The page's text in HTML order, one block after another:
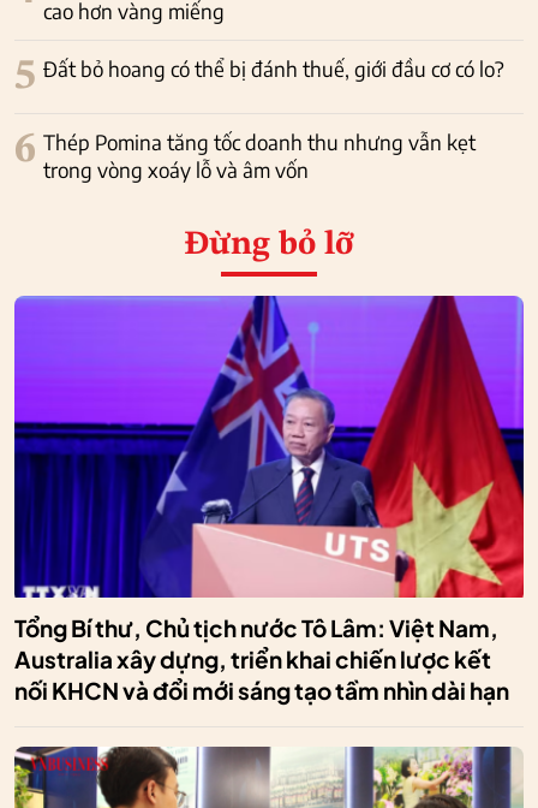
cao hơn vàng miếng
5 Đất bỏ hoang có thể bị đánh thuế, giới đầu cơ có lo?
6 Thép Pomina tăng tốc doanh thu nhưng vẫn kẹt
trong vòng xoáy lỗ và âm vốn
Đừng bỏ lỡ
Tổng Bí thư, Chủ tịch nước Tô Lâm: Việt Nam,
Australia xây dựng, triển khai chiến lược kết
nối KHCN và đổi mới sáng tạo tầm nhìn dài hạn